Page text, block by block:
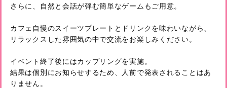
さらに、自然と会話が弾む簡単なゲームもご用意。
カフェ自慢のスイーツプレートとドリンクを味わいながら、
リラックスした雰囲気の中で交流をお楽しみください。
イベント終了後にはカップリングを実施。
結果は個別にお知らせするため、人前で発表されることはあ
りません。